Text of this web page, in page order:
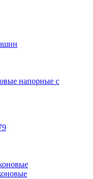
напорные с